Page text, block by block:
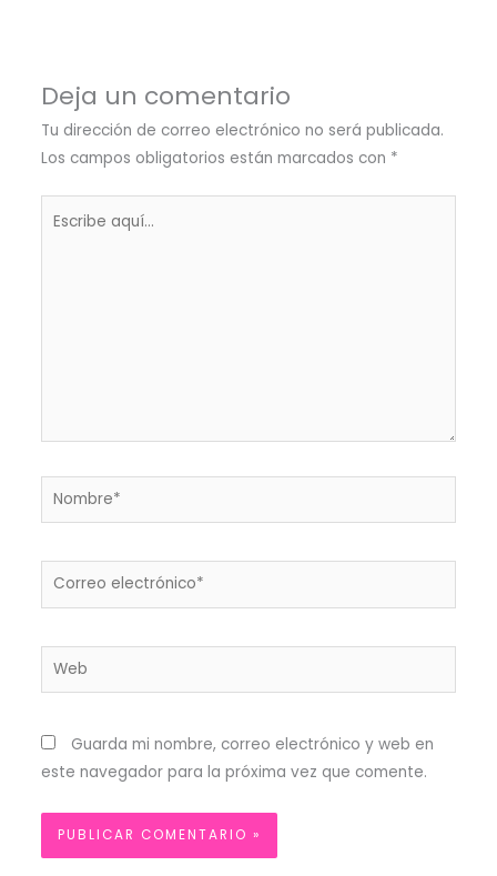
Deja un comentario
Tu dirección de correo electrónico no será publicada.
Los campos obligatorios están marcados con *
Nombre*
Correo
Web
Guarda mi nombre, correo electrónico y web en
este navegador para la próxima vez que comente.